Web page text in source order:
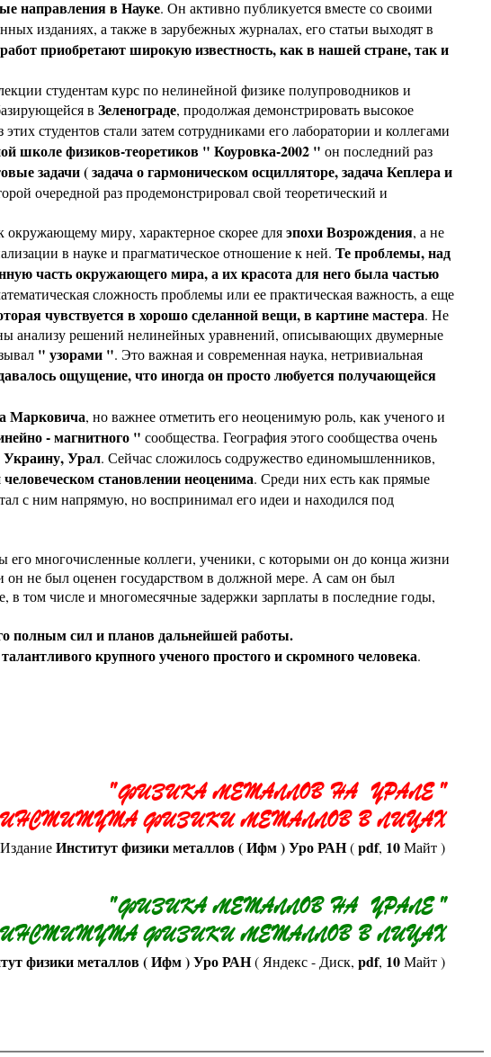
направления в Науке. Он активно публикуется вместе со своими
изданиях, а также в зарубежных журналах, его статьи выходят в
приобретают широкую известность, как в нашей стране, так и
студентам курс по нелинейной физике полупроводников и
в Зеленограде, продолжая демонстрировать высокое
этих студентов стали затем сотрудниками его лаборатории и коллегами
школе физиков-теоретиков " Коуровка-2002 " он последний раз
задачи ( задача о гармоническом осцилляторе, задача Кеплера и
очередной раз продемонстрировал свой теоретический и
окружающему миру, характерное скорее дляэпохи Возрождения, а не
в науке и прагматическое отношение к ней. Те проблемы, над
часть окружающего мира, а их красота для него была частью
сложность проблемы или ее практическая важность, а еще
чувствуется в хорошо сделанной вещи, в картине мастера. Не
анализу решений нелинейных уравнений, описывающих двумерные
" узорами ". Это важная и современная наука, нетривиальная
ощущение, что иногда он просто любуется получающейся
Марковича, но важнее отметить его неоценимую роль, как ученого и
- магнитного " сообщества. География этого сообщества очень
Урал. Сейчас сложилось содружество единомышленников,
становлении неоценима. Среди них есть как прямые
с ним напрямую, но воспринимал его идеи и находился под
его многочисленные коллеги, ученики, с которыми он до конца жизни
не был оценен государством в должной мере. А сам он был
в том числе и многомесячные задержки зарплаты в последние годы,
полным сил и планов дальнейшей работы.
крупного ученого простого и скромного человека.
" ФИЗИКА МЕТАЛЛОВ НА УРАЛЕ "
ФИЗИКИ МЕТАЛЛОВ В ЛИЦАХ
ИзданиеИнститут физики металлов ( Ифм ) Уро РАН(pdf, 10Майт )
" ФИЗИКА МЕТАЛЛОВ НА УРАЛЕ "
ФИЗИКИ МЕТАЛЛОВ В ЛИЦАХ
физики металлов ( Ифм ) Уро РАН( Яндекс - Диск, pdf, 10Майт )